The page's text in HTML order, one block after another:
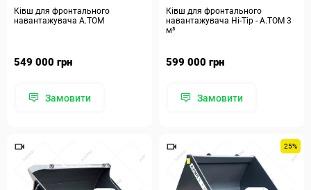
Ківш для фронтального
навантажувача А.ТОМ
549 000 грн
Замовити
Ківш для фронтального
навантажувача Hi-Tip - A.TOM 3
м³
599 000 грн
Замовити
25%